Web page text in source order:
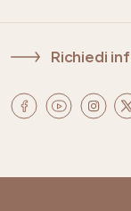
Richiedi